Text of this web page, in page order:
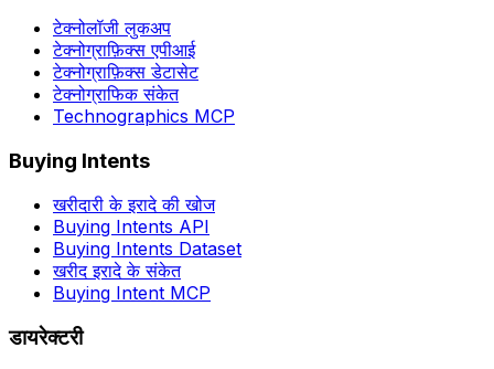
टेक्नोलॉजी लुकअप
टेक्नोग्राफ़िक्स एपीआई
टेक्नोग्राफ़िक्स डेटासेट
टेक्नोग्राफिक संकेत
Technographics MCP
Buying Intents
खरीदारी के इरादे की खोज
Buying Intents API
Buying Intents Dataset
खरीद इरादे के संकेत
Buying Intent MCP
डायरेक्टरी